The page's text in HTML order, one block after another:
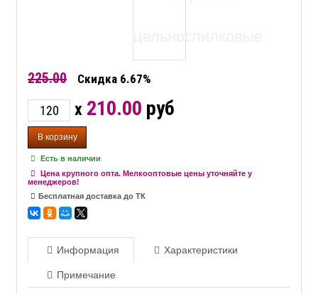
225.00 Скидка 6.67%
x 210.00 руб
Есть в наличии
Цена крупного опта. Мелкооптовые цены уточняйте у
менеджеров!
Бесплатная доставка до ТК
Информация Характеристики
Примечание